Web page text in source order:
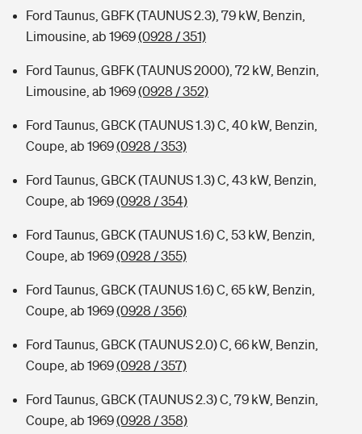
Ford Taunus, GBFK (TAUNUS 2.3), 79 kW, Benzin,
Limousine, ab 1969(0928 / 351)
Ford Taunus, GBFK (TAUNUS 2000), 72 kW, Benzin,
Limousine, ab 1969(0928 / 352)
Ford Taunus, GBCK (TAUNUS 1.3) C, 40 kW, Benzin,
Coupe, ab 1969(0928 / 353)
Ford Taunus, GBCK (TAUNUS 1.3) C, 43 kW, Benzin,
Coupe, ab 1969(0928 / 354)
Ford Taunus, GBCK (TAUNUS 1.6) C, 53 kW, Benzin,
Coupe, ab 1969(0928 / 355)
Ford Taunus, GBCK (TAUNUS 1.6) C, 65 kW, Benzin,
Coupe, ab 1969(0928 / 356)
Ford Taunus, GBCK (TAUNUS 2.0) C, 66 kW, Benzin,
Coupe, ab 1969(0928 / 357)
Ford Taunus, GBCK (TAUNUS 2.3) C, 79 kW, Benzin,
Coupe, ab 1969(0928 / 358)